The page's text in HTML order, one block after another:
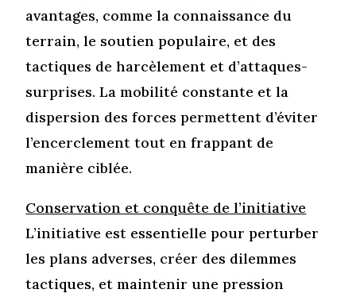
avantages, comme la connaissance du
terrain, le soutien populaire, et des
tactiques de harcèlement et d’attaques-
surprises. La mobilité constante et la
dispersion des forces permettent d’éviter
l’encerclement tout en frappant de
manière ciblée.
Conservation et conquête de l’initiative
L’initiative est essentielle pour perturber
les plans adverses, créer des dilemmes
tactiques, et maintenir une pression